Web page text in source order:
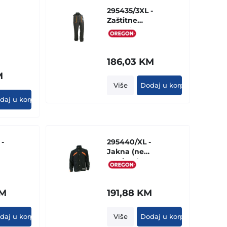
u korpu
295435/3XL -
Zaštitne
pantalone
"YUKON"
186,03 KM
Više Dodaj u korpu
u korpu
295440/XL -
Jakna (ne
zastitna)
WAIPOUA
191,88 KM
Više Dodaj u korpu